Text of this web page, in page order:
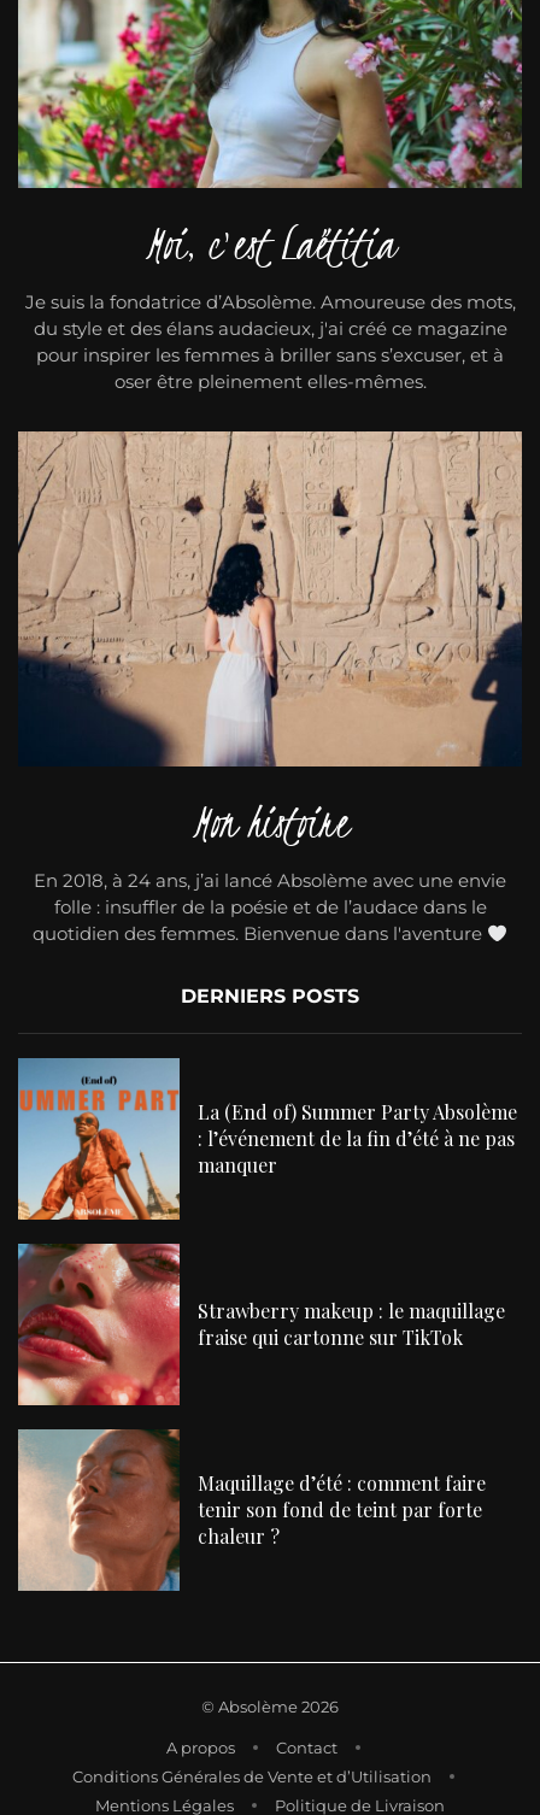
Moi, c'est Laëtitia
Je suis la fondatrice d’Absolème. Amoureuse des mots,
du style et des élans audacieux, j'ai créé ce magazine
pour inspirer les femmes à briller sans s’excuser, et à
oser être pleinement elles-mêmes.
Mon histoire
En 2018, à 24 ans, j’ai lancé Absolème avec une envie
folle : insuffler de la poésie et de l’audace dans le
quotidien des femmes. Bienvenue dans l'aventure
DERNIERS POSTS
La (End of) Summer Party Absolème
: l’événement de la fin d’été à ne pas
manquer
Strawberry makeup : le maquillage
fraise qui cartonne sur TikTok
Maquillage d’été : comment faire
tenir son fond de teint par forte
chaleur ?
© Absolème 2026
A propos
Contact
Conditions Générales de Vente et d’Utilisation
Mentions Légales
Politique de Livraison